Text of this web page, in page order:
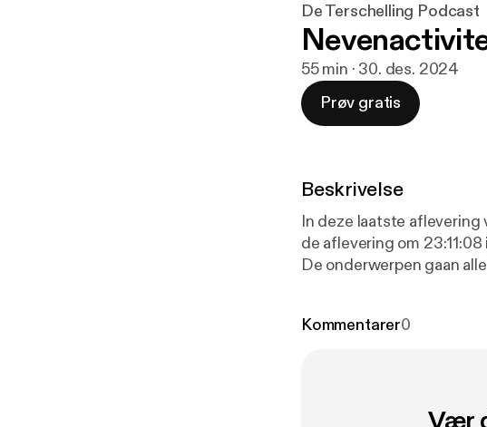
De Terschelling Podcast
55 min · 30. des. 2024
Prøv gratis
Beskrivelse
In deze laatste aflevering
de aflevering om
De onderwerpen gaan
Kommentarer0